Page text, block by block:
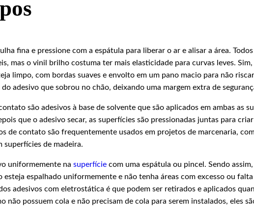
fina e pressione com a espátula para liberar o ar e alisar a área.
mas o vinil brilho costuma ter mais elasticidade para curvas leves. Sim,
limpo, com bordas suaves e envolto em um pano macio para não
adesivo que sobrou no chão, deixando uma margem extra de
são adesivos à base de solvente que são aplicados em ambas as
que o adesivo secar, as superfícies são pressionadas juntas para
de contato são frequentemente usados em projetos de marcenaria,
superfícies de madeira.
uniformemente nasuperfície com uma espátula ou pincel. Sendo
esteja espalhado uniformemente e não tenha áreas com excesso ou falta
adesivos com eletrostática é que podem ser retirados e aplicados
não possuem cola e não precisam de cola para serem instalados, eles